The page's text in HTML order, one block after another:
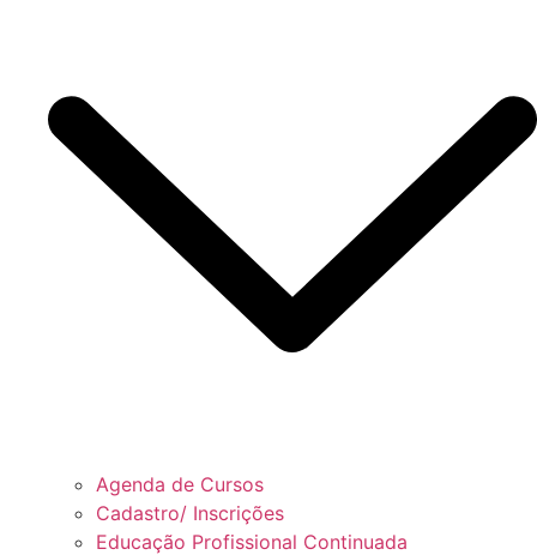
Agenda de Cursos
Cadastro/ Inscrições
Educação Profissional Continuada